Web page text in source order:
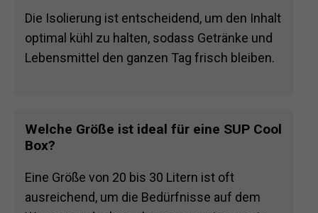
Die Isolierung ist entscheidend, um den Inhalt
optimal kühl zu halten, sodass Getränke und
Lebensmittel den ganzen Tag frisch bleiben.
Welche Größe ist ideal für eine SUP Cool
Box?
Eine Größe von 20 bis 30 Litern ist oft
ausreichend, um die Bedürfnisse auf dem